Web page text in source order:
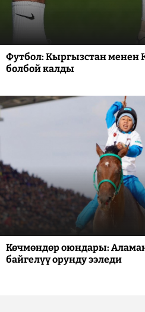
Футбол: Кыргызстан менен
болбой калды
Көчмөндөр оюндары:
байгелүү орунду ээледи